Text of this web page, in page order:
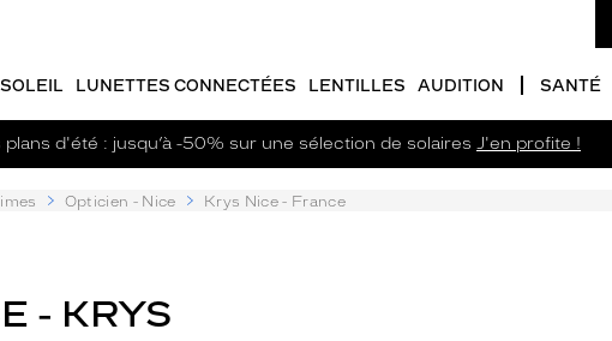
LUNETTES CONNECTÉES LENTILLES AUDITION SANTÉ
plans d'été : jusqu’à -50% sur une sélection de solaires J'en profite !
Opticien - Nice Krys Nice - France
- KRYS